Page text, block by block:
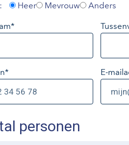
Heer Mevrouw Anders
E-
personen